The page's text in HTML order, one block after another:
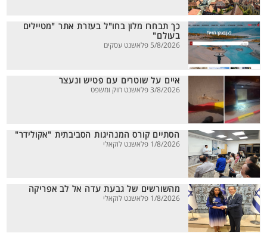
כך תבחרו מלון בחו"ל בעזרת אתר "מטיילים
בעולם"
5/8/2026 פלאשנט עסקים
איים על שוטרים עם פטיש ונעצר
3/8/2026 פלאשנט חוק ומשפט
הסתיים קורס המנהיגות הסביבתית "אקולידר"
1/8/2026 פלאשנט לוקאלי
מהשורשים של גבעת עדה אל לב אפריקה
1/8/2026 פלאשנט לוקאלי